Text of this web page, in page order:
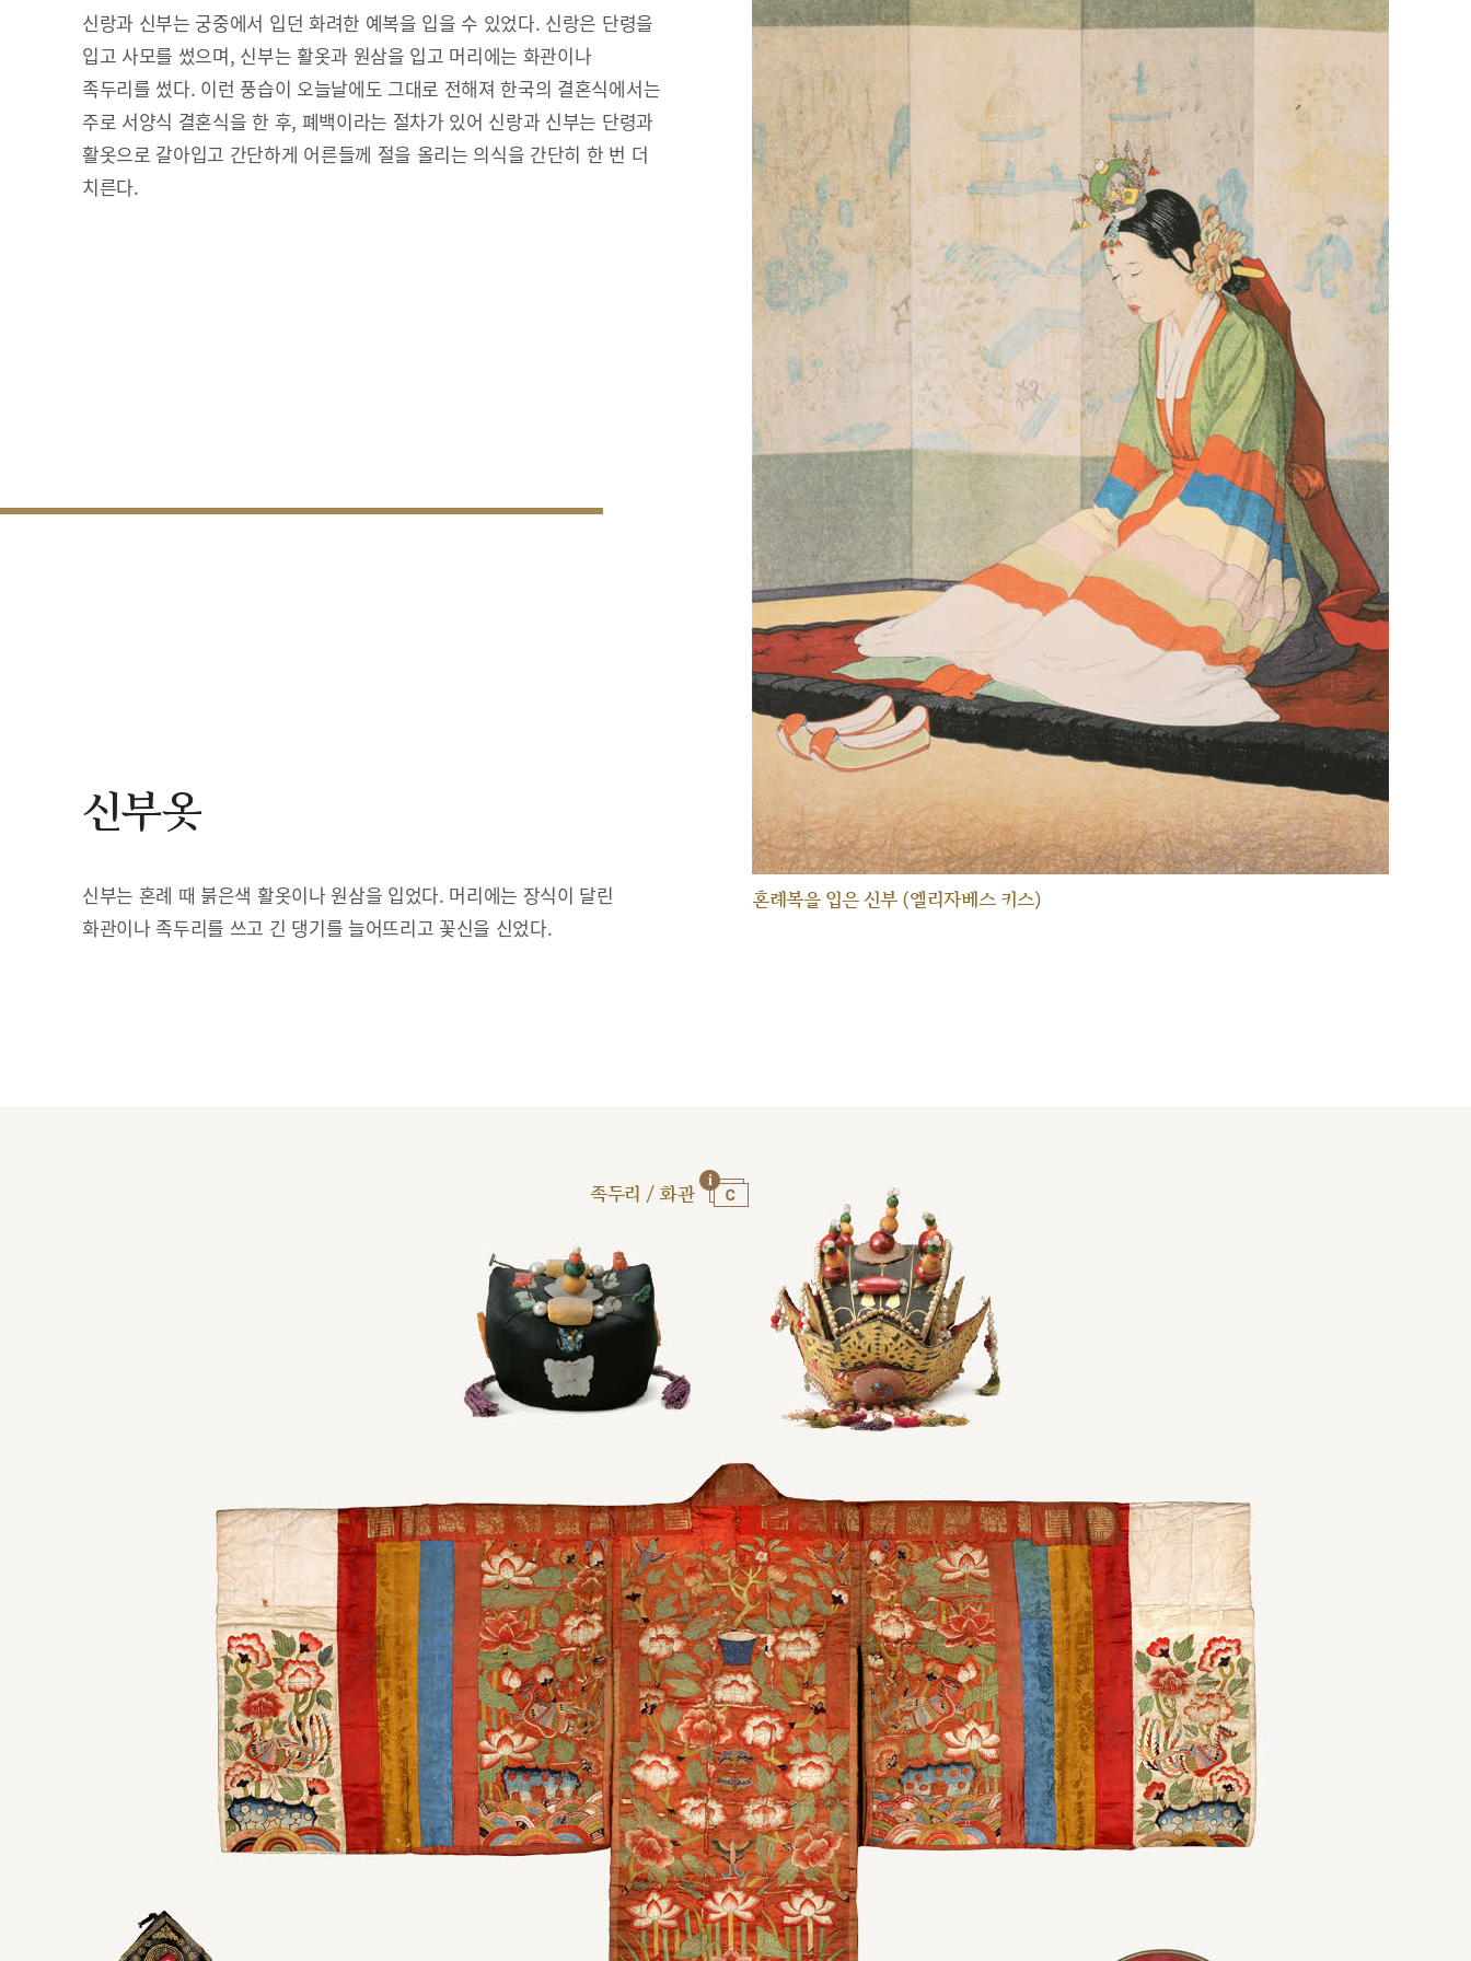
신랑과 신부는 궁중에서 입던 화려한 예복을 입을 수 있었다. 신랑은 단령을
입고 사모를 썼으며, 신부는 활옷과 원삼을 입고 머리에는 화관이나
족두리를 썼다. 이런 풍습이 오늘날에도 그대로 전해져 한국의 결혼식에서는
주로 서양식 결혼식을 한 후, 폐백이라는 절차가 있어 신랑과 신부는 단령과
활옷으로 갈아입고 간단하게 어른들께 절을 올리는 의식을 간단히 한 번 더
치른다.
혼례복을 입은 신부 (엘리자베스 키스)
신부옷
신부는 혼례 때 붉은색 활옷이나 원삼을 입었다. 머리에는 장식이 달린
화관이나 족두리를 쓰고 긴 댕기를 늘어뜨리고 꽃신을 신었다.
족두리 / 화관